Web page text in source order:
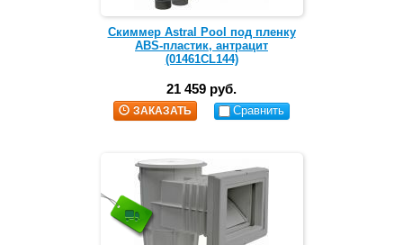
Скиммер Astral Pool под пленку
ABS-пластик, антрацит
(01461CL144)
21 459 руб.
ЗАКАЗАТЬ Сравнить